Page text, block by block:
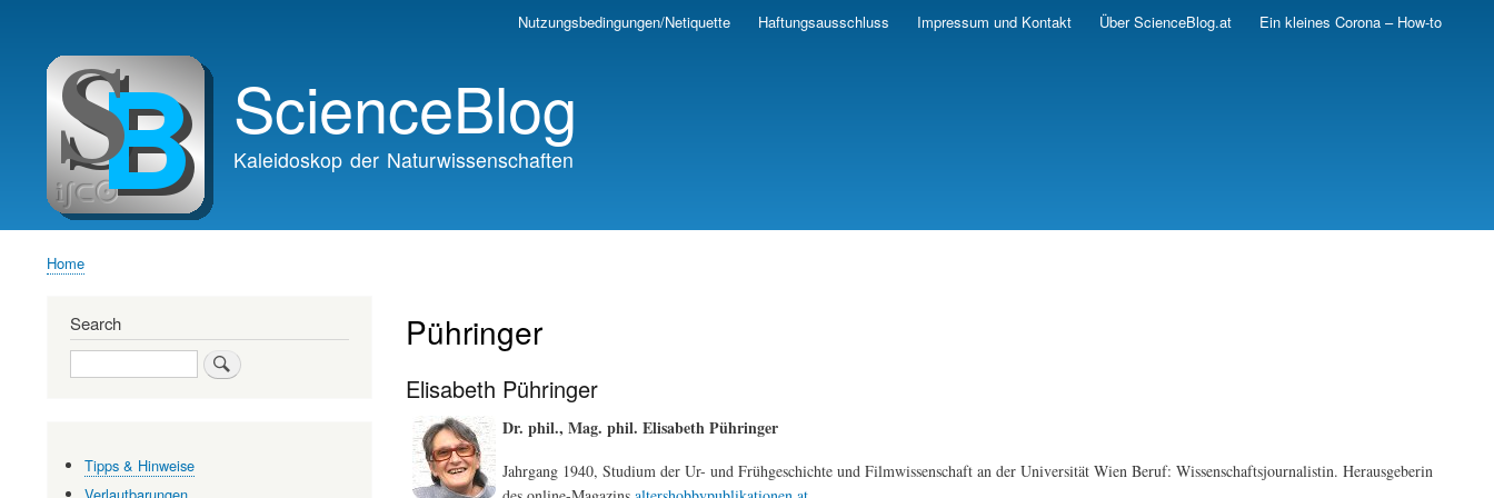
Skip
navigation
Nutzungsbedingungen/Netiquette Haftungsausschluss Impressum und Kontakt Über ScienceBlog.at Ein kleines Corona – How-to
ScienceBlog
Kaleidoskop der Naturwissenschaften
Home
Pühringer
Elisabeth Pühringer
Dr. phil., Mag. phil. Elisabeth Pühringer
Jahrgang 1940, Studium der Ur- und Frühgeschichte und Filmwissenschaft an der Universität Wien Beruf: Wissenschaftsjournalistin. Herausgeberin
Search
Search
Tipps & Hinweise
Verlautbarungen